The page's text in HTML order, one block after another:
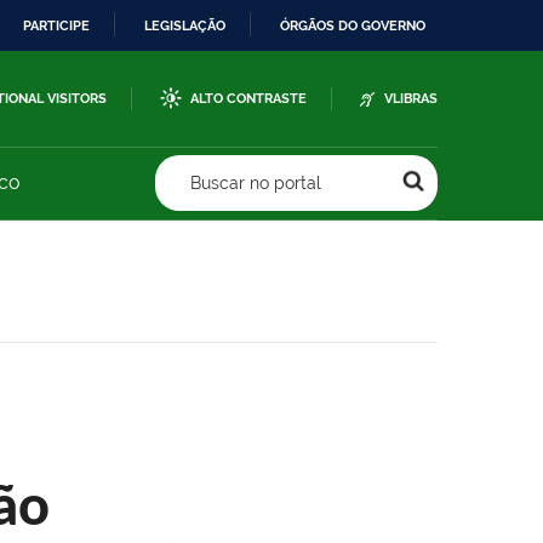
PARTICIPE LEGISLAÇÃO ÓRGÃOS DO GOVERNO
VISITORS ALTO CONTRASTE VLIBRAS
Buscar no portal